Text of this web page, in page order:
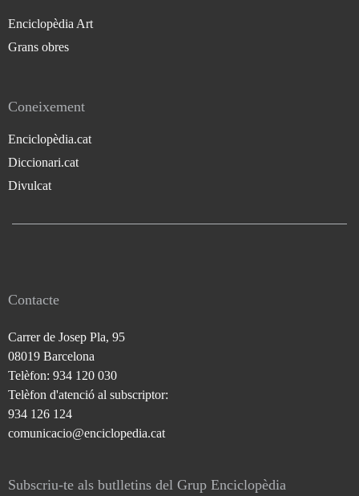
Enciclopèdia Art
Grans obres
Coneixement
Enciclopèdia.cat
Diccionari.cat
Divulcat
Contacte
Carrer de Josep Pla, 95
08019 Barcelona
Telèfon: 934 120 030
Telèfon d'atenció al subscriptor:
934 126 124
comunicacio@enciclopedia.cat
Subscriu-te als butlletins del Grup Enciclopèdia